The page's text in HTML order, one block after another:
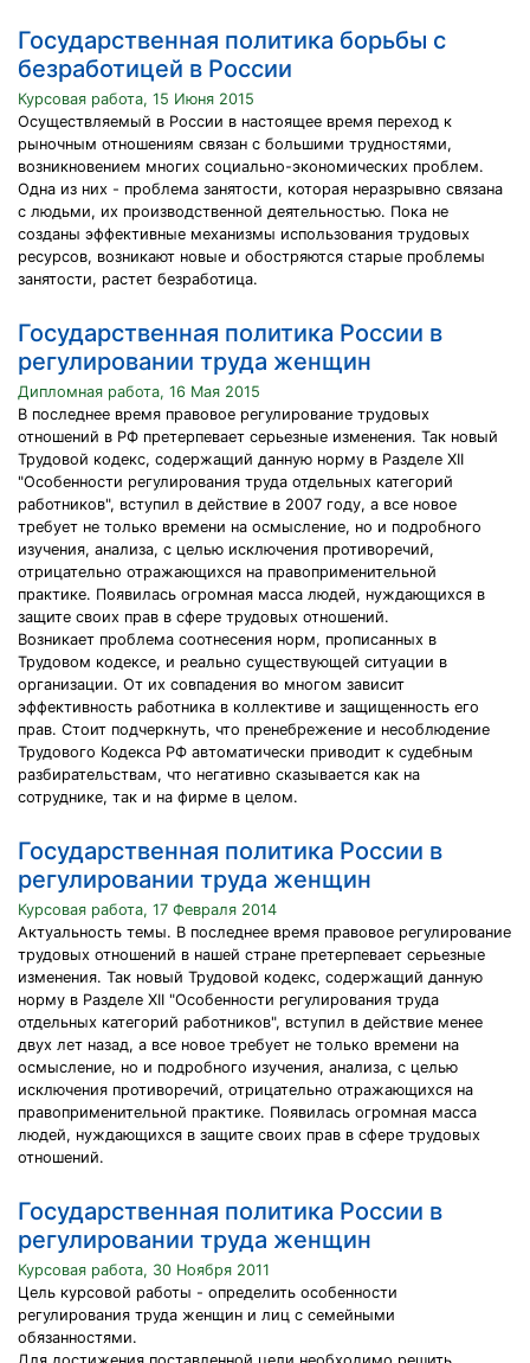
Государственная политика борьбы с
безработицей в России
Курсовая работа, 15 Июня 2015
Осуществляемый в России в настоящее время переход к
рыночным отношениям связан с большими трудностями,
возникновением многих социально-экономических проблем.
Одна из них - проблема занятости, которая неразрывно связана
с людьми, их производственной деятельностью. Пока не
созданы эффективные механизмы использования трудовых
ресурсов, возникают новые и обостряются старые проблемы
занятости, растет безработица.
Государственная политика России в
регулировании труда женщин
Дипломная работа, 16 Мая 2015
В последнее время правовое регулирование трудовых
отношений в РФ претерпевает серьезные изменения. Так новый
Трудовой кодекс, содержащий данную норму в Разделе XII
"Особенности регулирования труда отдельных категорий
работников", вступил в действие в 2007 году, а все новое
требует не только времени на осмысление, но и подробного
изучения, анализа, с целью исключения противоречий,
отрицательно отражающихся на правоприменительной
практике. Появилась огромная масса людей, нуждающихся в
защите своих прав в сфере трудовых отношений.
Возникает проблема соотнесения норм, прописанных в
Трудовом кодексе, и реально существующей ситуации в
организации. От их совпадения во многом зависит
эффективность работника в коллективе и защищенность его
прав. Стоит подчеркнуть, что пренебрежение и несоблюдение
Трудового Кодекса РФ автоматически приводит к судебным
разбирательствам, что негативно сказывается как на
сотруднике, так и на фирме в целом.
Государственная политика России в
регулировании труда женщин
Курсовая работа, 17 Февраля 2014
Актуальность темы. В последнее время правовое регулирование
трудовых отношений в нашей стране претерпевает серьезные
изменения. Так новый Трудовой кодекс, содержащий данную
норму в Разделе XII "Особенности регулирования труда
отдельных категорий работников", вступил в действие менее
двух лет назад, а все новое требует не только времени на
осмысление, но и подробного изучения, анализа, с целью
исключения противоречий, отрицательно отражающихся на
правоприменительной практике. Появилась огромная масса
людей, нуждающихся в защите своих прав в сфере трудовых
отношений.
Государственная политика России в
регулировании труда женщин
Курсовая работа, 30 Ноября 2011
Цель курсовой работы - определить особенности
регулирования труда женщин и лиц с семейными
обязанностями.